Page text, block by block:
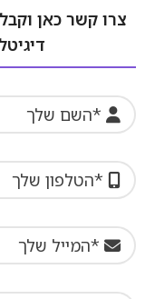
צרו קשר כאן